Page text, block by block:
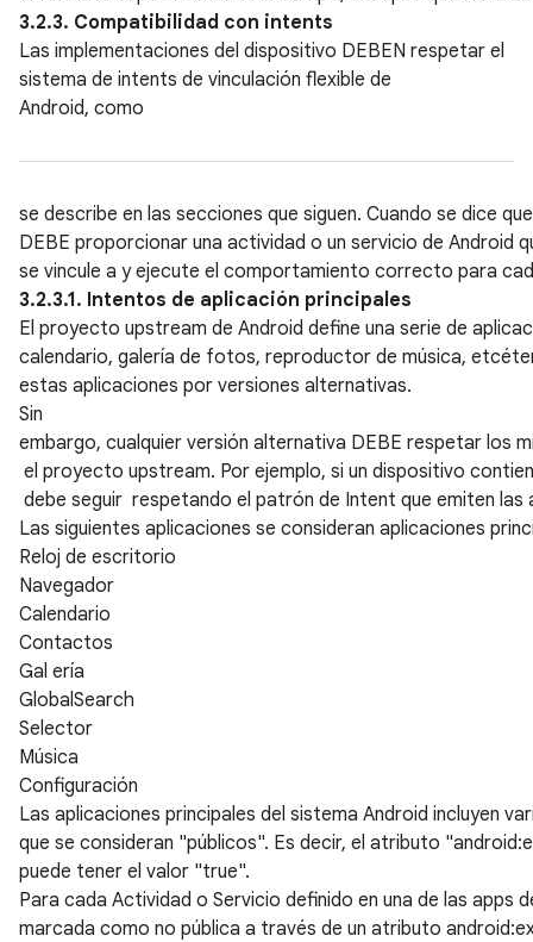
3.2.3. Compatibilidad con intents
Las implementaciones del dispositivo DEBEN respetar el
sistema de intents de vinculación flexible de
Android, como
se describe en las secciones que siguen. Cuando se dice
DEBE proporcionar una actividad o un servicio de Android
se vincule a y ejecute el comportamiento correcto para
3.2.3.1. Intentos de aplicación principales
El proyecto upstream de Android define una serie de
calendario, galería de fotos, reproductor de música,
estas aplicaciones por versiones alternativas.
Sin
embargo, cualquier versión alternativa DEBE respetar los
el proyecto upstream. Por ejemplo, si un dispositivo
debe seguir respetando el patrón de Intent que emiten
Las siguientes aplicaciones se consideran aplicaciones
Reloj de escritorio
Navegador
Calendario
Contactos
Gal ería
GlobalSearch
Selector
Música
Configuración
Las aplicaciones principales del sistema Android incluyen
que se consideran "públicos". Es decir, el atributo
puede tener el valor "true".
Para cada Actividad o Servicio definido en una de las apps
marcada como no pública a través de un atributo